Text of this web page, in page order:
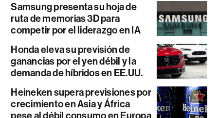
Samsung presenta su hoja de
ruta de memorias 3D para
competir por el liderazgo en IA
Honda eleva su previsión de
ganancias por el yen débil y la
demanda de híbridos en EE.UU.
Heineken supera previsiones por
crecimiento en Asia y África
pese al débil consumo en Europa